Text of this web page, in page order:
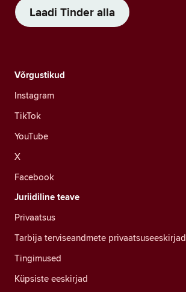
Laadi Tinder alla
Võrgustikud
Instagram
TikTok
YouTube
X
Facebook
Juriidiline teave
Privaatsus
Tarbija terviseandmete privaatsuseeskirjad
Tingimused
Küpsiste eeskirjad